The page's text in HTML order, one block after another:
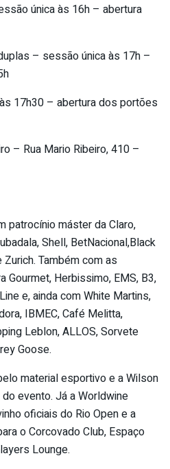
única às 16h – abertura
– sessão única às 17h –
17h30 – abertura dos portões
– Rua Mario Ribeiro, 410 –
patrocínio máster da Claro,
Shell, BetNacional,Black
Também com as
Gourmet, Herbissimo, EMS, B3,
e, ainda com White Martins,
IBMEC, Café Melitta,
Leblon, ALLOS, Sorvete
Goose.
material esportivo e a Wilson
evento. Já a Worldwine
oficiais do Rio Open e a
o Corcovado Club, Espaço
Lounge.